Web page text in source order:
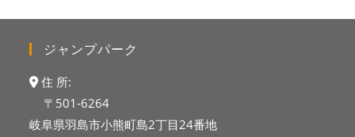
ジャンプパーク
住 所:
〒501-6264
岐阜県羽島市小熊町島2丁目24番地